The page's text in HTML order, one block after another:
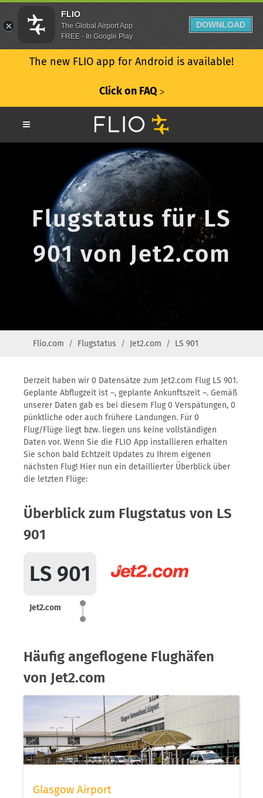
The new FLIO app for Android is available!
Click on FAQ ᐳ
Flugstatus für LS
901 von Jet2.com
Flio.com Flugstatus Jet2.com LS 901
Derzeit haben wir 0 Datensätze zum Jet2.com Flug LS 901.
Geplante Abflugzeit ist –, geplante Ankunftszeit –. Gemäß
unserer Daten gab es bei diesem Flug 0 Verspätungen, 0
pünktliche oder auch frühere Landungen. Für 0
Flug/Flüge liegt bzw. liegen uns keine vollständigen
Daten vor. Wenn Sie die FLIO App installieren erhalten
Sie schon bald Echtzeit Updates zu Ihrem eigenen
nächsten Flug! Hier nun ein detaillierter Überblick über
die letzten Flüge:
Überblick zum Flugstatus von LS
901
LS 901
Jet2.com
Häufig angeflogene Flughäfen
von Jet2.com
Glasgow Airport
FLIO
The Global Airport App
FREE - In Google Play
DOWNLOAD